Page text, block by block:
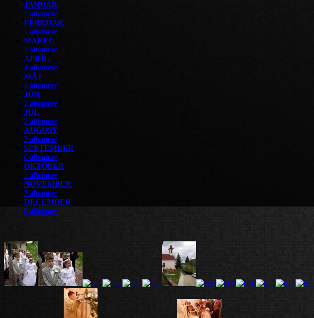
JANUÁR
1 albumov
FEBRUÁR
1 albumov
MAREC
3 albumov
APRÍL
4 albumov
MÁJ
3 albumov
JÚN
2 albumov
JÚL
2 albumov
AUGUST
2 albumov
SEPTEMBER
0 albumov
OKTÓBER
1 albumov
NOVEMBER
3 albumov
DECEMBER
0 albumov